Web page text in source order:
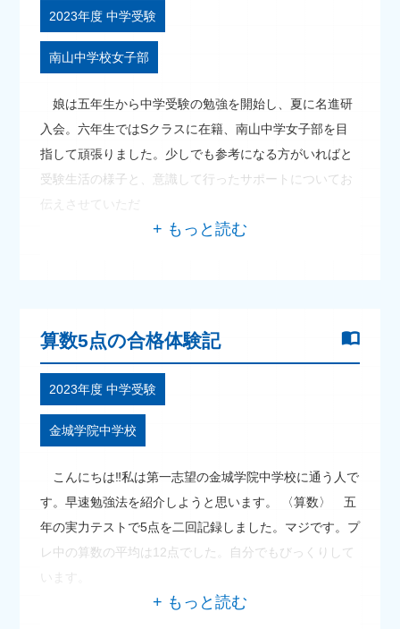
2023年度 中学受験
南山中学校女子部
娘は五年生から中学受験の勉強を開始し、夏に名進研
入会。六年生ではSクラスに在籍、南山中学女子部を目
指して頑張りました。少しでも参考になる方がいればと
受験生活の様子と、意識して行ったサポートについてお
伝えさせていただ
算数5点の合格体験記
2023年度 中学受験
金城学院中学校
こんにちは‼私は第一志望の金城学院中学校に通う人で
す。早速勉強法を紹介しようと思います。 〈算数〉 五
年の実力テストで5点を二回記録しました。マジです。プ
レ中の算数の平均は12点でした。自分でもびっくりして
います。